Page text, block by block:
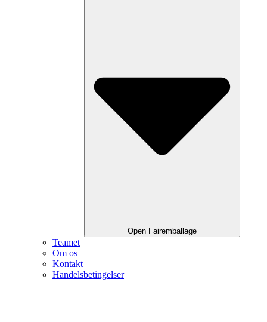
Open Fairemballage
Teamet
Om os
Kontakt
Handelsbetingelser